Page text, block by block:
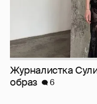
Журналистка
образ
6